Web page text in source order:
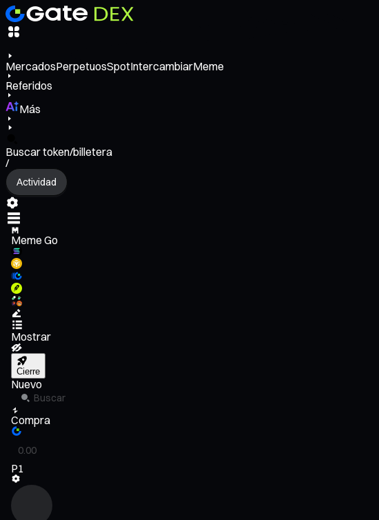
MercadosPerpetuosSpotIntercambiarMeme
Referidos
Más
Buscar token/billetera
/
Actividad
Meme Go
Mostrar
Cierre
Nuevo
Compra
P1